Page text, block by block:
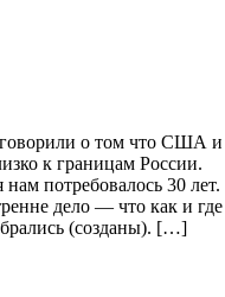
о том что США и
к границам России.
потребовалось 30 лет.
дело — что как и где
(созданы). […]